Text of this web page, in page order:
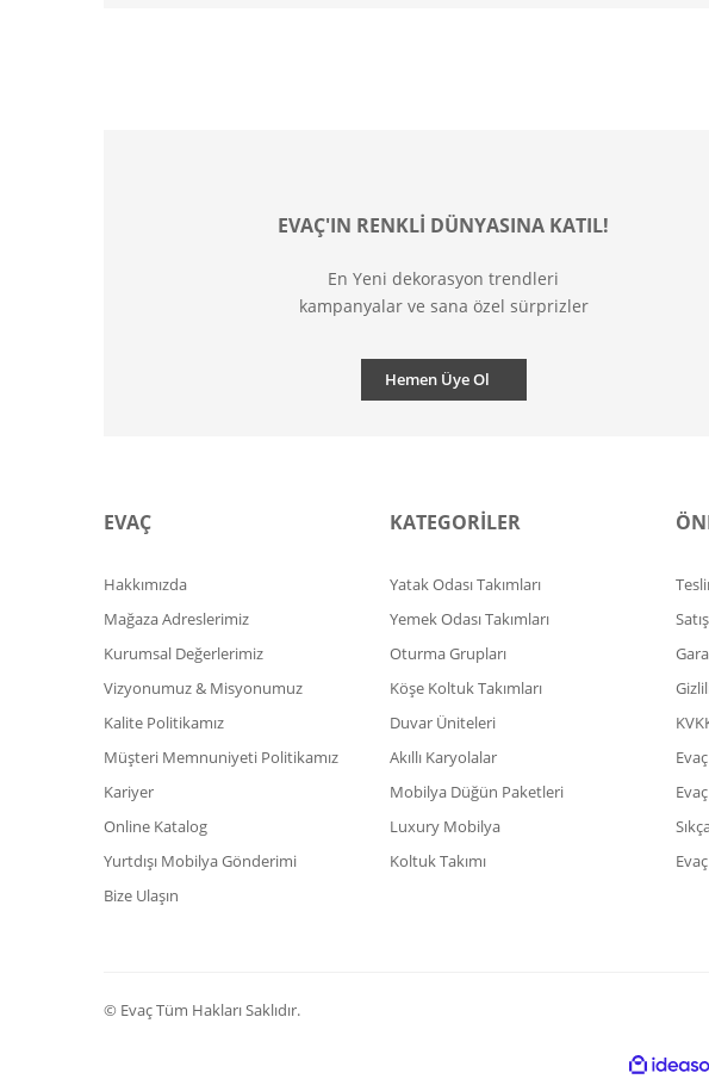
EVAÇ'IN RENKLİ DÜNYASINA KATIL!
En Yeni dekorasyon trendleri
kampanyalar ve sana özel sürprizler
Hemen Üye Ol
EVAÇ
Hakkımızda
Mağaza Adreslerimiz
Kurumsal Değerlerimiz
Vizyonumuz & Misyonumuz
Kalite Politikamız
Müşteri Memnuniyeti Politikamız
Kariyer
Online Katalog
Yurtdışı Mobilya Gönderimi
Bize Ulaşın
KATEGORİLER
Yatak Odası Takımları
Yemek Odası Takımları
Oturma Grupları
Köşe Koltuk Takımları
Duvar Üniteleri
Akıllı Karyolalar
Mobilya Düğün Paketleri
Luxury Mobilya
Koltuk Takımı
© Evaç Tüm Hakları Saklıdır.